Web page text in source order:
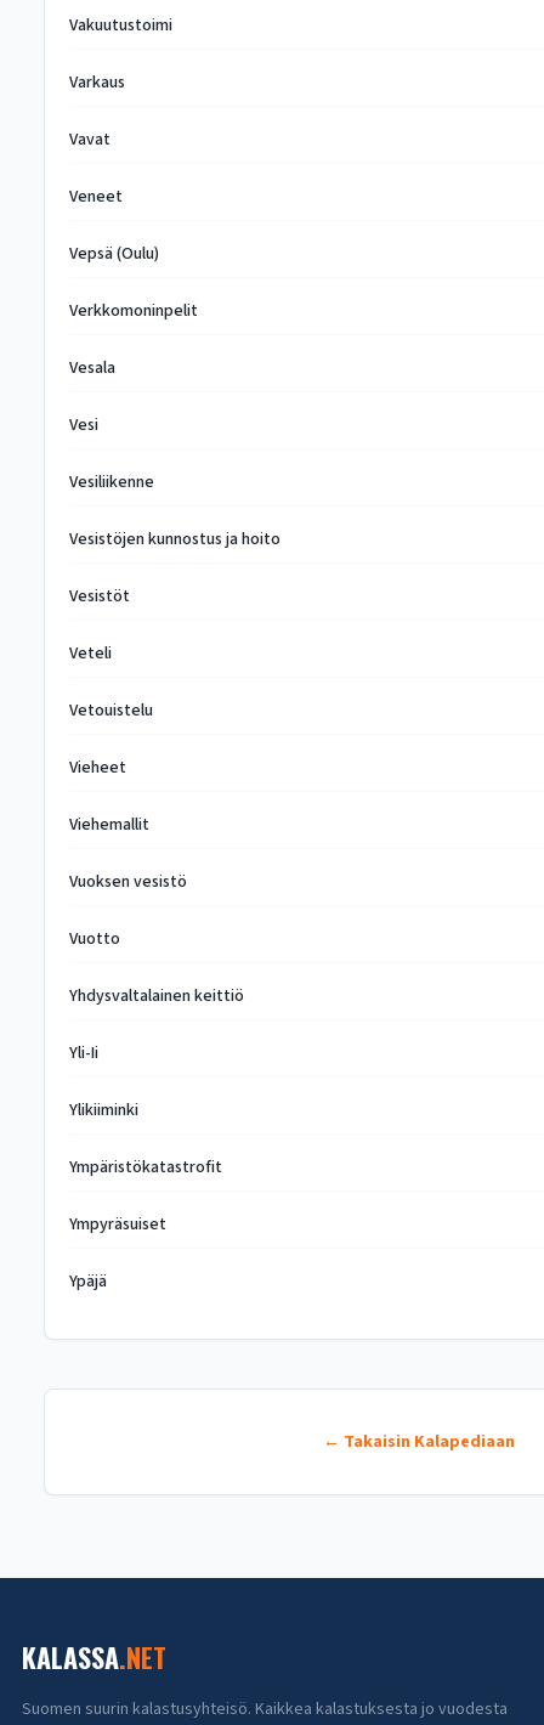
Vakuutustoimi
Varkaus
Vavat
Veneet
Vepsä (Oulu)
Verkkomoninpelit
Vesala
Vesi
Vesiliikenne
Vesistöjen kunnostus ja hoito
Vesistöt
Veteli
Vetouistelu
Vieheet
Viehemallit
Vuoksen vesistö
Vuotto
Yhdysvaltalainen keittiö
Yli-Ii
Ylikiiminki
Ympäristökatastrofit
Ympyräsuiset
Ypäjä
← Takaisin Kalapediaan
KALASSA.NET
Suomen suurin kalastusyhteisö. Kaikkea kalastuksesta jo vuodesta